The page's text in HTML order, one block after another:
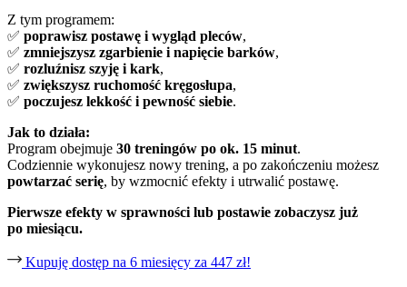
Z tym programem:
✅ poprawisz postawę i wygląd pleców,
✅ zmniejszysz zgarbienie i napięcie barków,
✅ rozluźnisz szyję i kark,
✅ zwiększysz ruchomość kręgosłupa,
✅ poczujesz lekkość i pewność siebie.
Jak to działa:
Program obejmuje 30 treningów po ok. 15 minut.
Codziennie wykonujesz nowy trening, a po zakończeniu możesz
powtarzać serię, by wzmocnić efekty i utrwalić postawę.
Pierwsze efekty w sprawności lub postawie zobaczysz już
po miesiącu.
Kupuję dostęp na 6 miesięcy za 447 zł!